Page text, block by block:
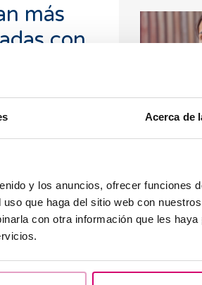
Acerca de
y los anuncios, ofrecer funciones
que haga del sitio web con
con otra información que les haya
más
con
te
mujeres con